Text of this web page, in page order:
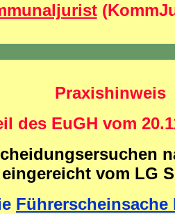
Praxishinweis
des EuGH vom
eingereicht vom LG
Führerscheinsache